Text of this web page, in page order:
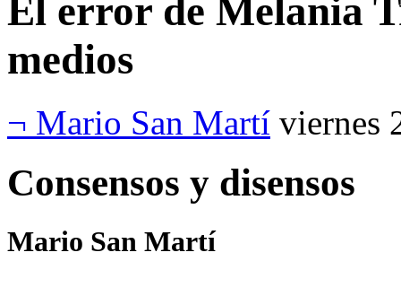
El error de Melania
medios
¬ Mario San Martí viernes
Consensos y disensos
Mario San Martí